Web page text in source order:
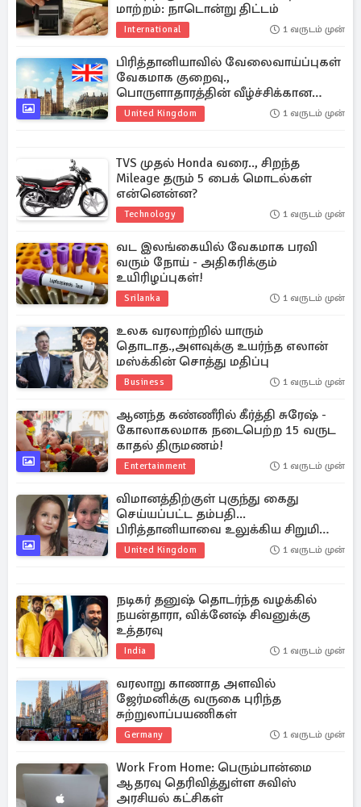
மாற்றம்: நாடொன்று திட்டம்
International 1 வருடம் முன்
பிரித்தானியாவில் வேலைவாய்ப்புகள்
வேகமாக குறைவு.,
பொருளாதாரத்தின் வீழ்ச்சிக்கான
சான்று
United Kingdom 1 வருடம் முன்
TVS முதல் Honda வரை.., சிறந்த
Mileage தரும் 5 பைக் மொடல்கள்
என்னென்ன?
Technology 1 வருடம் முன்
வட இலங்கையில் வேகமாக பரவி
வரும் நோய் - அதிகரிக்கும்
உயிரிழப்புகள்!
Srilanka 1 வருடம் முன்
உலக வரலாற்றில் யாரும்
தொடாத.,அளவுக்கு உயர்ந்த எலான்
மஸ்க்கின் சொத்து மதிப்பு
Business 1 வருடம் முன்
ஆனந்த கண்ணீரில் கீர்த்தி சுரேஷ் -
கோலாகலமாக நடைபெற்ற 15 வருட
காதல் திருமணம்!
Entertainment 1 வருடம் முன்
விமானத்திற்குள் புகுந்து கைது
செய்யப்பட்ட தம்பதி...
பிரித்தானியாவை உலுக்கிய சிறுமி
கொலை வழக்கில் திருப்பம்
United Kingdom 1 வருடம் முன்
நடிகர் தனுஷ் தொடர்ந்த வழக்கில்
நயன்தாரா, விக்னேஷ் சிவனுக்கு
உத்தரவு
India 1 வருடம் முன்
வரலாறு காணாத அளவில்
ஜேர்மனிக்கு வருகை புரிந்த
சுற்றுலாப்பயணிகள்
Germany 1 வருடம் முன்
Work From Home: பெரும்பான்மை
ஆதரவு தெரிவித்துள்ள சுவிஸ்
அரசியல் கட்சிகள்